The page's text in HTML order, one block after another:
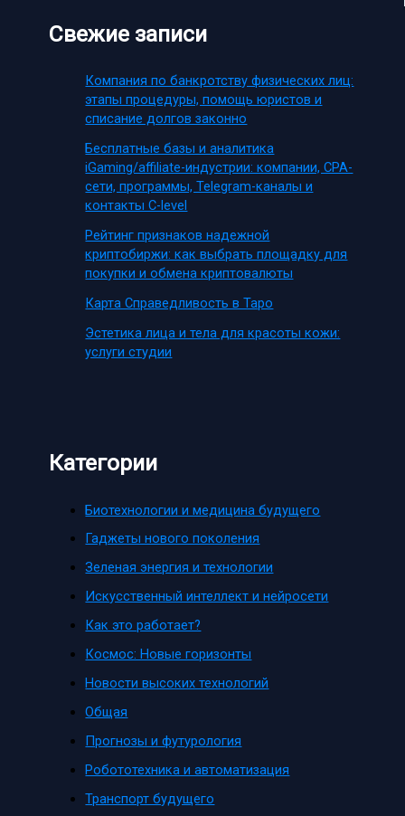
Свежие записи
Компания по банкротству физических лиц:
этапы процедуры, помощь юристов и
списание долгов законно
Бесплатные базы и аналитика
iGaming/affiliate-индустрии: компании, CPA-
сети, программы, Telegram-каналы и
контакты C-level
Рейтинг признаков надежной
криптобиржи: как выбрать площадку для
покупки и обмена криптовалюты
Карта Справедливость в Таро
Эстетика лица и тела для красоты кожи:
услуги студии
Категории
Биотехнологии и медицина будущего
Гаджеты нового поколения
Зеленая энергия и технологии
Искусственный интеллект и нейросети
Как это работает?
Космос: Новые горизонты
Новости высоких технологий
Общая
Прогнозы и футурология
Робототехника и автоматизация
Транспорт будущего